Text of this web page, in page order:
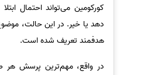
کورکومین می‌تواند احتمال
دهد یا خیر. در این حالت،
هدفمند تعریف شده است.
در واقع، مهم‌ترین پرسش